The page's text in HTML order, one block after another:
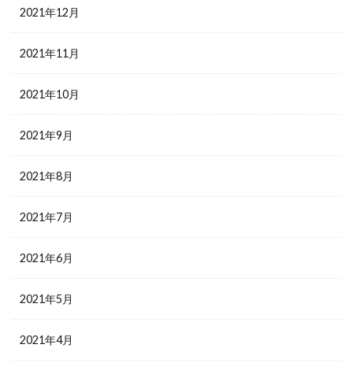
2021年12月
2021年11月
2021年10月
2021年9月
2021年8月
2021年7月
2021年6月
2021年5月
2021年4月